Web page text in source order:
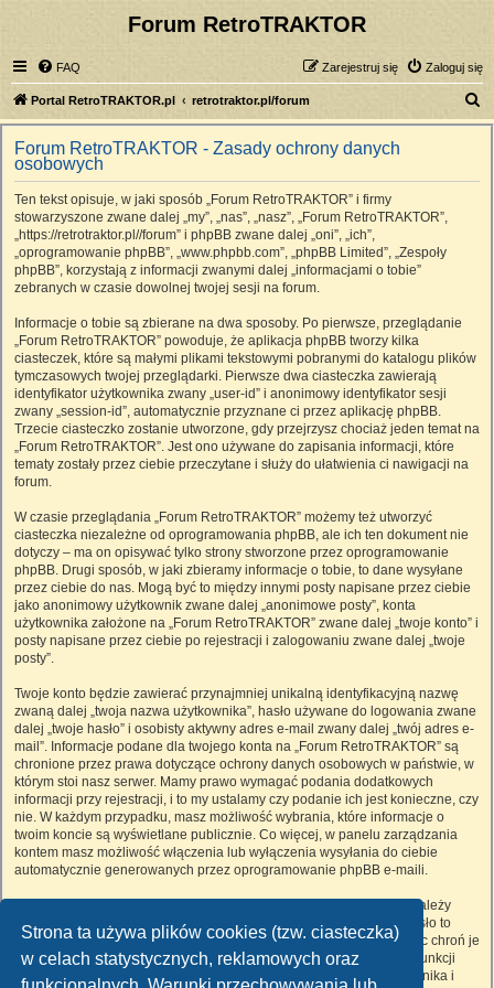
Strona ta używa plików cookies (tzw. ciasteczka)
w celach statystycznych, reklamowych oraz
Forum RetroTRAKTOR
FAQ Zaloguj się
Zarejestruj się
Portal RetroTRAKTOR.pl retrotraktor.pl/forum
z
Forum RetroTRAKTOR - Zasady ochrony danych
osobowych
Ten tekst opisuje, w jaki sposób „Forum RetroTRAKTOR” i firmy
stowarzyszone zwane dalej „my”, „nas”, „nasz”, „Forum RetroTRAKTOR”,
„https://retrotraktor.pl//forum” i phpBB zwane dalej „oni”, „ich”,
„oprogramowanie phpBB”, „www.phpbb.com”, „phpBB Limited”, „Zespoły
phpBB”, korzystają z informacji zwanymi dalej „informacjami o tobie”
zebranych w czasie dowolnej twojej sesji na forum.
Informacje o tobie są zbierane na dwa sposoby. Po pierwsze, przeglądanie
„Forum RetroTRAKTOR” powoduje, że aplikacja phpBB tworzy kilka
ciasteczek, które są małymi plikami tekstowymi pobranymi do katalogu plików
tymczasowych twojej przeglądarki. Pierwsze dwa ciasteczka zawierają
identyfikator użytkownika zwany „user-id” i anonimowy identyfikator sesji
zwany „session-id”, automatycznie przyznane ci przez aplikację phpBB.
Trzecie ciasteczko zostanie utworzone, gdy przejrzysz chociaż jeden temat na
„Forum RetroTRAKTOR”. Jest ono używane do zapisania informacji, które
tematy zostały przez ciebie przeczytane i służy do ułatwienia ci nawigacji na
forum.
W czasie przeglądania „Forum RetroTRAKTOR” możemy też utworzyć
ciasteczka niezależne od oprogramowania phpBB, ale ich ten dokument nie
dotyczy – ma on opisywać tylko strony stworzone przez oprogramowanie
phpBB. Drugi sposób, w jaki zbieramy informacje o tobie, to dane wysyłane
przez ciebie do nas. Mogą być to między innymi posty napisane przez ciebie
jako anonimowy użytkownik zwane dalej „anonimowe posty”, konta
użytkownika założone na „Forum RetroTRAKTOR” zwane dalej „twoje konto” i
posty napisane przez ciebie po rejestracji i zalogowaniu zwane dalej „twoje
posty”.
Twoje konto będzie zawierać przynajmniej unikalną identyfikacyjną nazwę
zwaną dalej „twoja nazwa użytkownika”, hasło używane do logowania zwane
dalej „twoje hasło” i osobisty aktywny adres e-mail zwany dalej „twój adres e-
mail”. Informacje podane dla twojego konta na „Forum RetroTRAKTOR” są
chronione przez prawa dotyczące ochrony danych osobowych w państwie, w
którym stoi nasz serwer. Mamy prawo wymagać podania dodatkowych
informacji przy rejestracji, i to my ustalamy czy podanie ich jest konieczne, czy
nie. W każdym przypadku, masz możliwość wybrania, które informacje o
twoim koncie są wyświetlane publicznie. Co więcej, w panelu zarządzania
kontem masz możliwość włączenia lub wyłączenia wysyłania do ciebie
automatycznie generowanych przez oprogramowanie phpBB e-maili.
Twoje hasło jest zaszyfrowane, więc jest bezpieczne, niemniej nie należy
używać tego samego hasła na różnych witrynach internetowych. Hasło to
umożliwia dostęp do twojego konta na „Forum RetroTRAKTOR”, więc chroń je
i w żadnym wypadku nie podawajnikomu. Jeśli je zapomnisz, użyj funkcji
„Nie pamiętam hasła”. Witryna poprosi cię o podanie nazwy użytkownika i